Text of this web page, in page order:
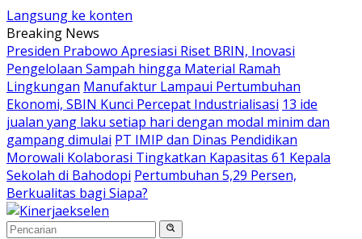
Langsung ke konten
Breaking News
Presiden Prabowo Apresiasi Riset BRIN, Inovasi
Pengelolaan Sampah hingga Material Ramah
Lingkungan Manufaktur Lampaui Pertumbuhan
Ekonomi, SBIN Kunci Percepat Industrialisasi 13 ide
jualan yang laku setiap hari dengan modal minim dan
gampang dimulai PT IMIP dan Dinas Pendidikan
Morowali Kolaborasi Tingkatkan Kapasitas 61 Kepala
Sekolah di Bahodopi Pertumbuhan 5,29 Persen,
Berkualitas bagi Siapa?